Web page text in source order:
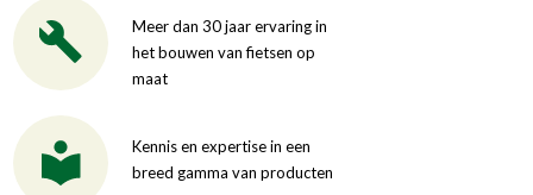
Meer dan 30 jaar ervaring in
het bouwen van fietsen op
maat
Kennis en expertise in een
breed gamma van producten